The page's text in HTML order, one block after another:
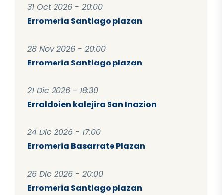
31 Oct 2026 - 20:00
Erromeria Santiago plazan
28 Nov 2026 - 20:00
Erromeria Santiago plazan
21 Dic 2026 - 18:30
Erraldoien kalejira San Inazion
24 Dic 2026 - 17:00
Erromeria Basarrate Plazan
26 Dic 2026 - 20:00
Erromeria Santiago plazan